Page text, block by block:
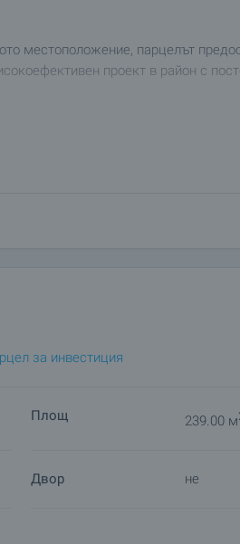
местоположение, парцелът
проект в район с
график и възможностите за
със заплащане на депозит,
за плащане.
за инвестиция
Площ 239.00 м
Двор не